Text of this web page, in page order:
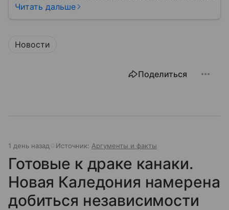
жизни каждого гражданина: от образования и
Читать дальше
Новости
Поделиться
1 день назад Источник: Аргументы и факты
Готовые к драке канаки.
Новая Каледония намерена
добиться независимости